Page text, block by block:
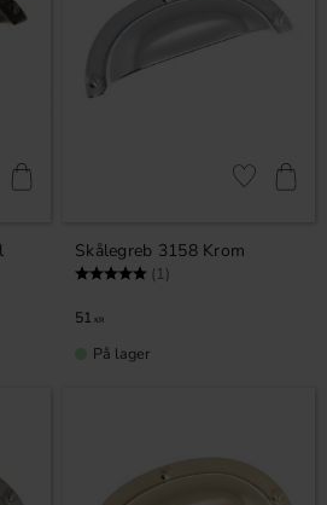
som favorit
Skålegreb 3158 Krom
Vurdering: (1)
51 KR
Gem som
På lager